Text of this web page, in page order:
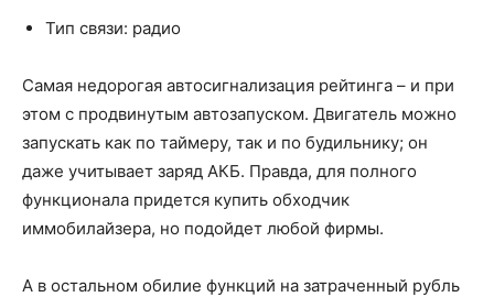
Тип связи: радио
Самая недорогая автосигнализация рейтинга – и при
этом с продвинутым автозапуском. Двигатель можно
запускать как по таймеру, так и по будильнику; он
даже учитывает заряд АКБ. Правда, для полного
функционала придется купить обходчик
иммобилайзера, но подойдет любой фирмы.
А в остальном обилие функций на затраченный рубль